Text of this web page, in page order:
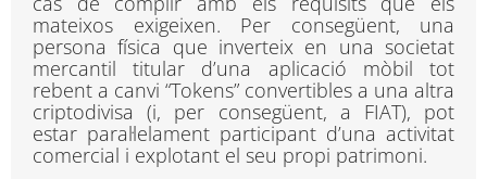
mateixos exigeixen. Per consegüent, una
persona física que inverteix en una societat
mercantil titular d’una aplicació mòbil tot
rebent a canvi “Tokens” convertibles a una altra
criptodivisa (i, per consegüent, a FIAT), pot
estar paral·lelament participant d’una activitat
comercial i explotant el seu propi patrimoni.